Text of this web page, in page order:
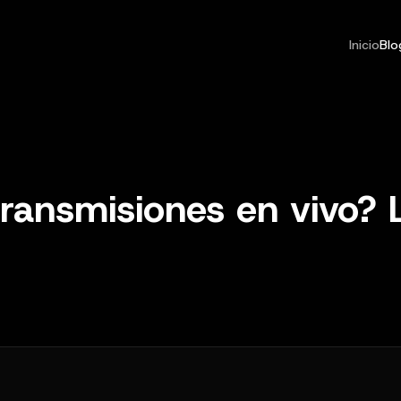
Inicio
en vivo?